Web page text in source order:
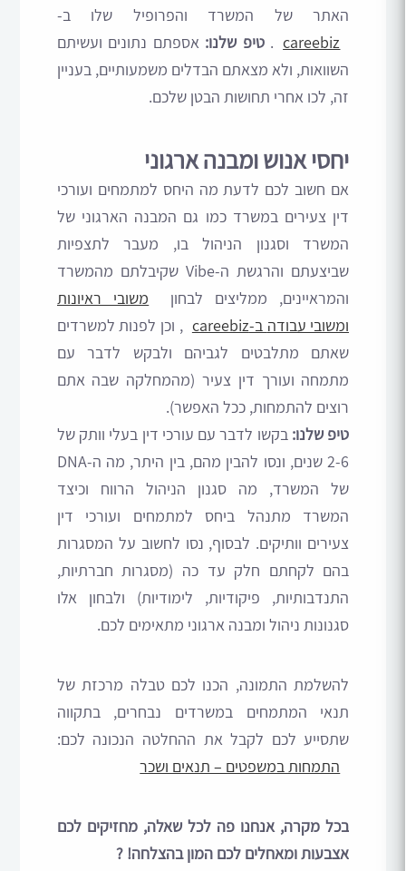
האתר של המשרד והפרופיל שלו ב-
careebiz
. טיפ שלנו:אספתם נתונים ועשיתם
השוואות, ולא מצאתם הבדלים משמעותיים, בעניין
זה, לכו אחרי תחושות הבטן שלכם.
יחסי אנוש ומבנה ארגוני
אם חשוב לכם לדעת מה היחס למתמחים ועורכי
דין צעירים במשרד כמו גם המבנה הארגוני של
המשרד וסגנון הניהול בו, מעבר לתצפיות
שביצעתם והרגשת ה-Vibe שקיבלתם מהמשרד
והמראיינים, ממליצים לבחון
משובי ראיונות
ומשובי עבודה ב-careebiz
, וכן לפנות למשרדים
שאתם מתלבטים לגביהם ולבקש לדבר עם
מתמחה ועורך דין צעיר (מהמחלקה שבה אתם
רוצים להתמחות, ככל האפשר).
טיפ שלנו: בקשו לדבר עם עורכי דין בעלי וותק של
2-6 שנים, ונסו להבין מהם, בין היתר, מה ה-DNA
של המשרד, מה סגנון הניהול הרווח וכיצד
המשרד מתנהל ביחס למתמחים ועורכי דין
צעירים וותיקים. לבסוף, נסו לחשוב על המסגרות
בהם לקחתם חלק עד כה (מסגרות חברתיות,
התנדבותיות, פיקודיות, לימודיות) ולבחון אלו
סגנונות ניהול ומבנה ארגוני מתאימים לכם.
להשלמת התמונה, הכנו לכם טבלה מרכזת של
תנאי המתמחים במשרדים נבחרים, בתקווה
שתסייע לכם לקבל את ההחלטה הנכונה לכם:
התמחות במשפטים – תנאים ושכר
בכל מקרה, אנחנו פה לכל שאלה, מחזיקים לכם
אצבעות ומאחלים לכם המון בהצלחה! ?